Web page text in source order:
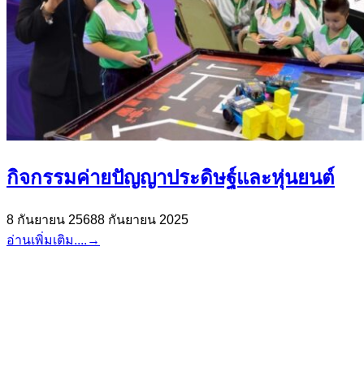
กิจกรรมค่ายปัญญาประดิษฐ์และหุ่นยนต์
8 กันยายน 25688 กันยายน 2025
อ่านเพิ่มเติม.... →